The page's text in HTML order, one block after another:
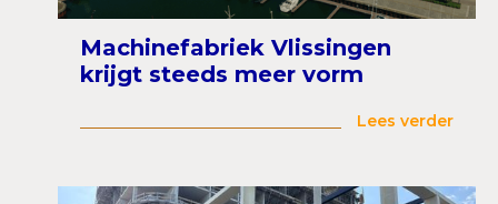
Machinefabriek Vlissingen
krijgt steeds meer vorm
Lees verder